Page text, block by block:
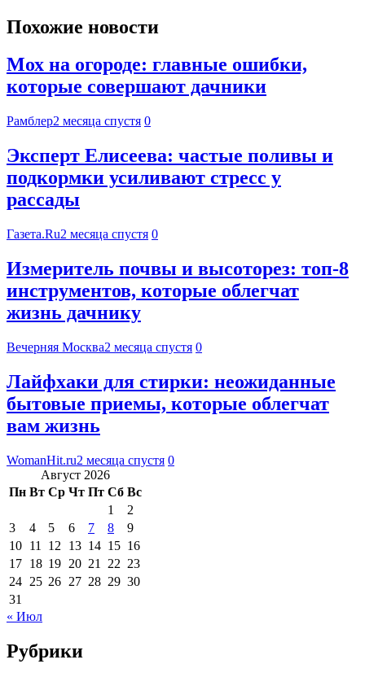
Похожие новости
Мох на огороде: главные ошибки,
которые совершают дачники
Рамблер2 месяца спустя 0
Эксперт Елисеева: частые поливы и
подкормки усиливают стресс у
рассады
Газета.Ru2 месяца спустя 0
Измеритель почвы и высоторез: топ-8
инструментов, которые облегчат
жизнь дачнику
Вечерняя Москва2 месяца спустя 0
Лайфхаки для стирки: неожиданные
бытовые приемы, которые облегчат
вам жизнь
WomanHit.ru2 месяца спустя 0
Август 2026
Пн Вт Ср Чт Пт Сб Вс
1
2
3
4 5 6 7 8
9
10 11 12 13 14 15 16
17 18 19 20 21 22 23
24 25 26 27 28 29 30
31
« Июл
Рубрики